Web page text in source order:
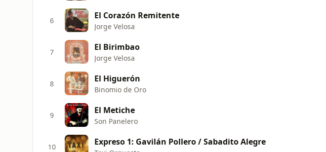
6 El Corazón Remitente
Jorge Velosa
7 El Birimbao
Jorge Velosa
8 El Higuerón
Binomio de Oro
9 El Metiche
Son Panelero
10 Expreso 1: Gavilán Pollero / Sabadito Alegre